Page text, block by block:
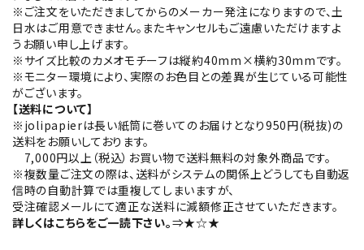
※ご注文をいただきましてからのメーカー発注になりますので、土
日水はご用意できません。またキャンセルもご遠慮いただけますよ
うお願い申し上げます。
※サイズ比較のカメオモチーフは縦約40mm×横約30mmです。
※モニター環境により、実際のお色目との差異が生じている可能性
がございます。
【送料について】
※jolipapierは長い紙筒に巻いてのお届けとなり950円(税抜)の
送料をお願いしております。
7,000円以上（税込）お買い物で送料無料の対象外商品です。
※複数量ご注文の際は、送料がシステムの関係上どうしても自動返
信時の自動計算では重複してしまいますが、
受注確認メールにて適正な送料に減額修正させていただきます。
詳しくはこちらをご一読下さい。⇒★☆★